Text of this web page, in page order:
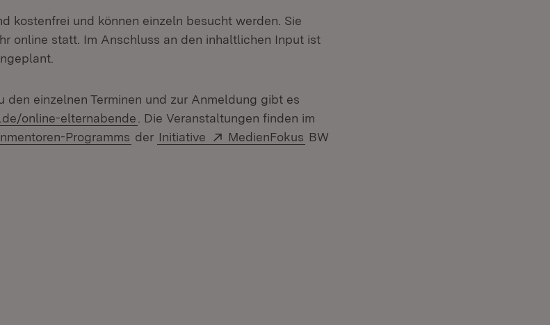
kostenfrei und können einzeln besucht werden. Sie
online statt. Im Anschluss an den inhaltlichen Input ist
den einzelnen Terminen und zur Anmeldung gibt es
online-elternabende (Öffnet in neuem Fenster)
. Die Veranstaltungen finden im
Programms (Öffnet in neuem Fenster)
der Initiative Extern:
MedienFokus (Öffnet in neuem Fenster)
BW